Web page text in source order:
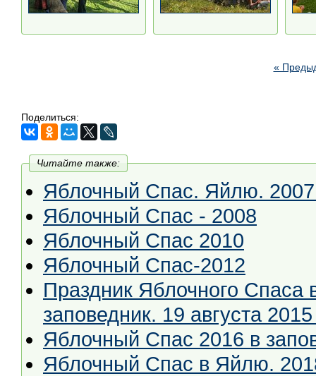
«
Поделиться:
Читайте также:
Яблочный Спас. Яйлю.
Яблочный Спас - 2008
Яблочный Спас 2010
Яблочный Спас-2012
Праздник Яблочного
заповедник. 19 августа 2015
Яблочный Спас 2016 в
Яблочный Спас в Яйлю.